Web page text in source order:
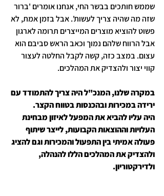
שממש חותכים בבשר החי, אנחנו אומרים 'ברור
שזה מה שהיה צריך לעשות'. אבל בזמן אמת, לא
פשוט להוציא מוצרים המייצרים תרומה לארגון
אבל הרווח שלהם נמוך וכאב הראש סביבם הוא
עצום. במצב כזה, קשה לקבל החלטה לעצור
קווי יצור ולהצדיק את המהלכים.
במקרה שלנו, המנכ"ל היה צריך להתמודד עם
ירידה במכירות ובהכנסות בטווח הקצר.
היה עליו להביא את המפעל לאיזון מבחינת
העלויות וההוצאות הקבועות, לייצר שיתוף
פעולה אמיתי בין התפעול והמכירות וגם להציג
ולהצדיק את המהלכים הללו להנהלה,
ולדירקטוריון.